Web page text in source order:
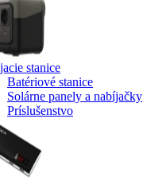
stanice
Batériové stanice
Solárne panely a nabíjačky
Príslušenstvo